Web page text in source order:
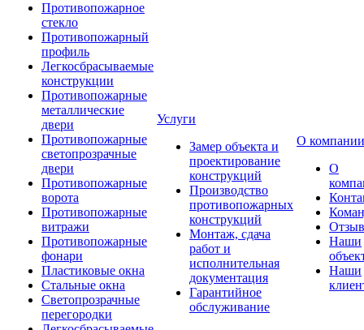
Противопожарное
стекло
Противопожарный
профиль
Легкосбрасываемые
конструкции
Противопожарные
металлические
двери
Противопожарные
светопрозрачные
двери
Противопожарные
ворота
Противопожарные
витражи
Противопожарные
фонари
Пластиковые окна
Стальные окна
Светопрозрачные
перегородки
Услуги
Замер объекта и
проектирование
конструкций
Производство
противопожарных
конструкций
Монтаж, сдача
работ и
исполнительная
документация
Гарантийное
обслуживание
О компании
О
Наши
Наши